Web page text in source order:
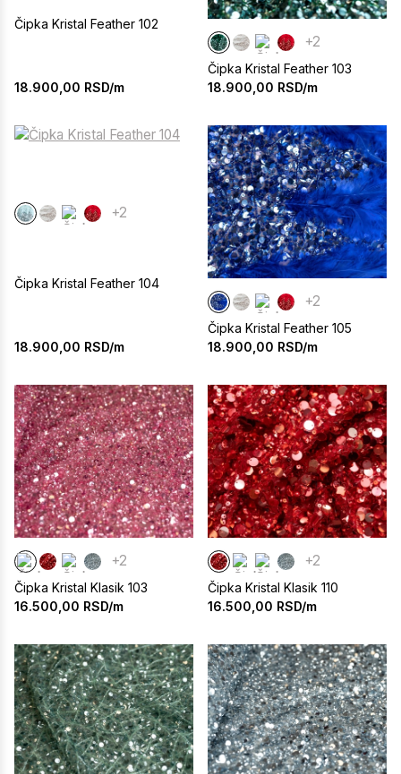
Čipka Kristal Feather 102
18.900,00 RSD/m
+2
Čipka Kristal Feather 103
18.900,00 RSD/m
+2
Čipka Kristal Feather 104
18.900,00 RSD/m
+2
Čipka Kristal Feather 105
18.900,00 RSD/m
+2
Čipka Kristal Klasik 103
16.500,00 RSD/m
+2
Čipka Kristal Klasik 110
16.500,00 RSD/m